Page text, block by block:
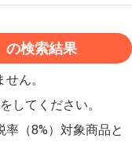
の検索結果
ん。
してください。
率（8%）対象商品と